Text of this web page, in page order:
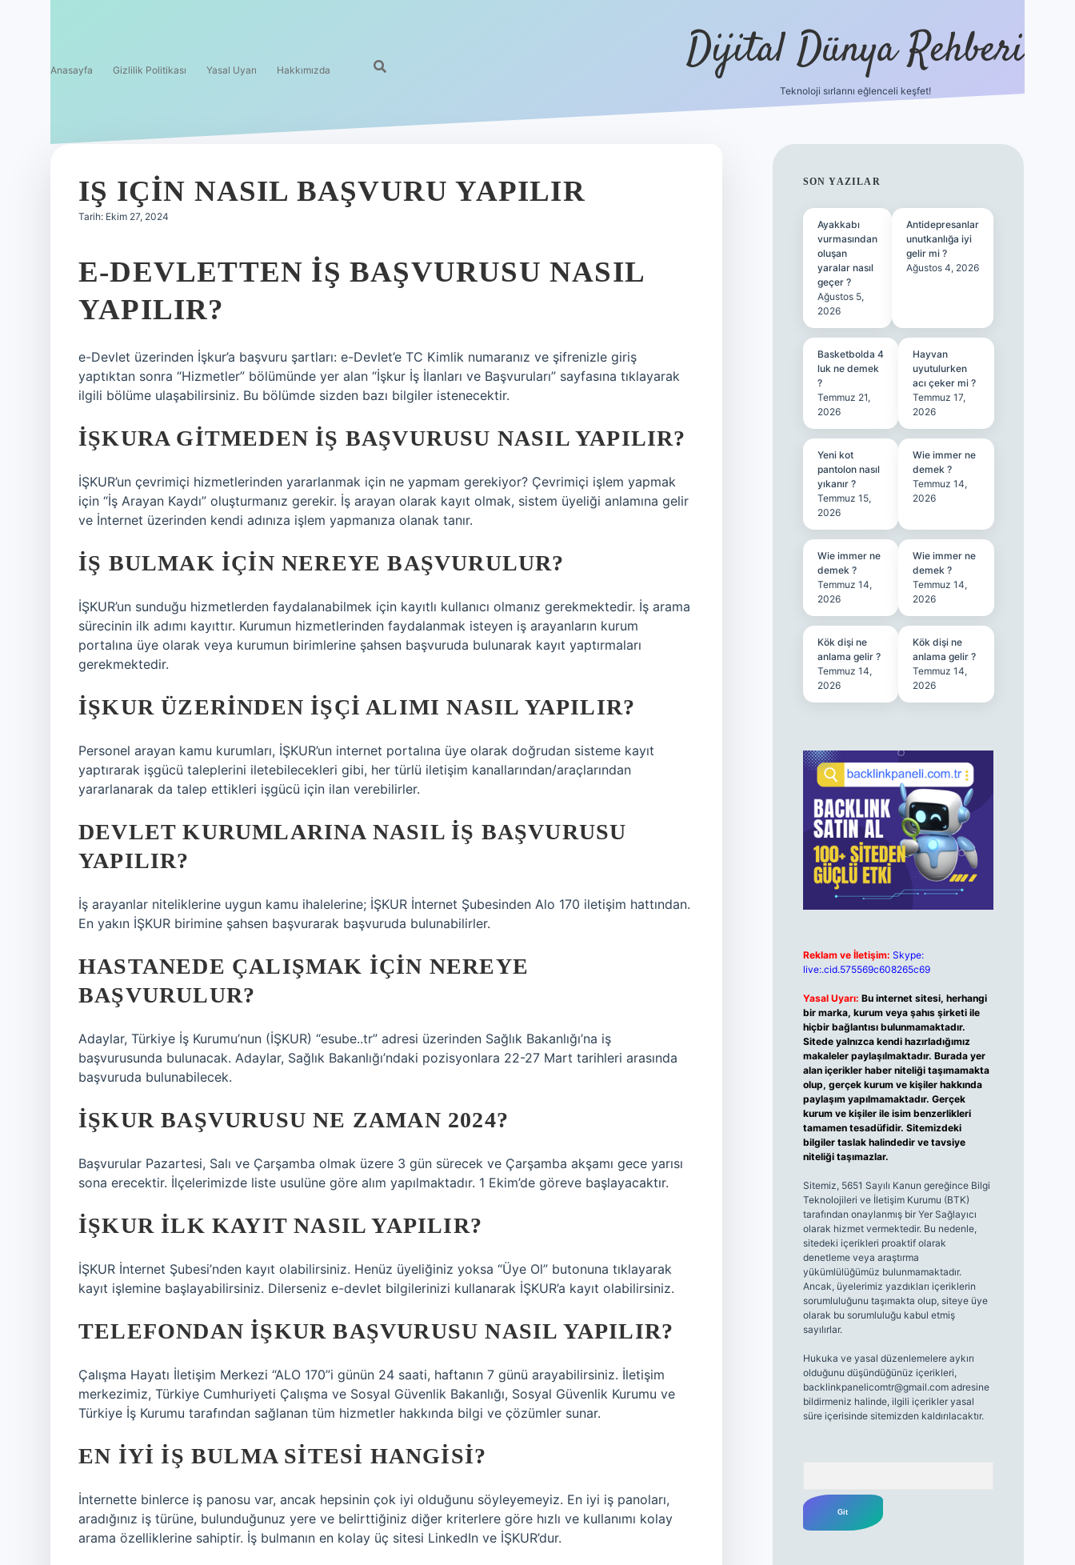
Anasayfa Gizlilik Politikası Yasal Uyarı Hakkımızda Dijital Dünya Rehberi
Teknoloji sırlarını eğlenceli keşfet!
IŞ IÇIN NASIL BAŞVURU YAPILIR
Tarih: Ekim 27, 2024
E-DEVLETTEN IŞ BAŞVURUSU NASIL
YAPILIR?
e-Devlet üzerinden İşkur’a başvuru şartları: e-Devlet’e TC Kimlik numaranız ve şifrenizle giriş
yaptıktan sonra “Hizmetler” bölümünde yer alan “İşkur İş İlanları ve Başvuruları” sayfasına tıklayarak
ilgili bölüme ulaşabilirsiniz. Bu bölümde sizden bazı bilgiler istenecektir.
İŞKURA GITMEDEN IŞ BAŞVURUSU NASIL YAPILIR?
İŞKUR’un çevrimiçi hizmetlerinden yararlanmak için ne yapmam gerekiyor? Çevrimiçi işlem yapmak
için “İş Arayan Kaydı” oluşturmanız gerekir. İş arayan olarak kayıt olmak, sistem üyeliği anlamına gelir
ve İnternet üzerinden kendi adınıza işlem yapmanıza olanak tanır.
İŞ BULMAK IÇIN NEREYE BAŞVURULUR?
İŞKUR’un sunduğu hizmetlerden faydalanabilmek için kayıtlı kullanıcı olmanız gerekmektedir. İş arama
sürecinin ilk adımı kayıttır. Kurumun hizmetlerinden faydalanmak isteyen iş arayanların kurum
portalına üye olarak veya kurumun birimlerine şahsen başvuruda bulunarak kayıt yaptırmaları
gerekmektedir.
İŞKUR ÜZERINDEN IŞÇI ALIMI NASIL YAPILIR?
Personel arayan kamu kurumları, İŞKUR’un internet portalına üye olarak doğrudan sisteme kayıt
yaptırarak işgücü taleplerini iletebilecekleri gibi, her türlü iletişim kanallarından/araçlarından
yararlanarak da talep ettikleri işgücü için ilan verebilirler.
DEVLET KURUMLARINA NASIL IŞ BAŞVURUSU
YAPILIR?
İş arayanlar niteliklerine uygun kamu ihalelerine; İŞKUR İnternet Şubesinden Alo 170 iletişim hattından.
En yakın İŞKUR birimine şahsen başvurarak başvuruda bulunabilirler.
HASTANEDE ÇALIŞMAK IÇIN NEREYE
BAŞVURULUR?
Adaylar, Türkiye İş Kurumu’nun (İŞKUR) “esube..tr” adresi üzerinden Sağlık Bakanlığı’na iş
başvurusunda bulunacak. Adaylar, Sağlık Bakanlığı’ndaki pozisyonlara 22-27 Mart tarihleri ​​arasında
başvuruda bulunabilecek.
İŞKUR BAŞVURUSU NE ZAMAN 2024?
Başvurular Pazartesi, Salı ve Çarşamba olmak üzere 3 gün sürecek ve Çarşamba akşamı gece yarısı
sona erecektir. İlçelerimizde liste usulüne göre alım yapılmaktadır. 1 Ekim’de göreve başlayacaktır.
İŞKUR ILK KAYIT NASIL YAPILIR?
İŞKUR İnternet Şubesi’nden kayıt olabilirsiniz. Henüz üyeliğiniz yoksa “Üye Ol” butonuna tıklayarak
kayıt işlemine başlayabilirsiniz. Dilerseniz e-devlet bilgilerinizi kullanarak İŞKUR’a kayıt olabilirsiniz.
TELEFONDAN İŞKUR BAŞVURUSU NASIL YAPILIR?
Çalışma Hayatı İletişim Merkezi “ALO 170”i günün 24 saati, haftanın 7 günü arayabilirsiniz. İletişim
merkezimiz, Türkiye Cumhuriyeti Çalışma ve Sosyal Güvenlik Bakanlığı, Sosyal Güvenlik Kurumu ve
Türkiye İş Kurumu tarafından sağlanan tüm hizmetler hakkında bilgi ve çözümler sunar.
EN IYI IŞ BULMA SITESI HANGISI?
İnternette binlerce iş panosu var, ancak hepsinin çok iyi olduğunu söyleyemeyiz. En iyi iş panoları,
aradığınız iş türüne, bulunduğunuz yere ve belirttiğiniz diğer kriterlere göre hızlı ve kullanımı kolay
arama özelliklerine sahiptir. İş bulmanın en kolay üç sitesi LinkedIn ve İŞKUR’dur.
SIDEBAR
SON YAZILAR
Ayakkabı
vurmasından
oluşan
yaralar nasıl
geçer ?
Ağustos 5,
2026
Antidepresanlar
unutkanlığa iyi
gelir mi ?
Ağustos 4, 2026
Basketbolda 4
luk ne demek
?
Temmuz 21,
2026
Hayvan
uyutulurken
acı çeker mi ?
Temmuz 17,
2026
Yeni kot
pantolon nasıl
yıkanır ?
Temmuz 15,
2026
Wie immer ne
demek ?
Temmuz 14,
2026
Wie immer ne
demek ?
Temmuz 14,
2026
Wie immer ne
demek ?
Temmuz 14,
2026
Kök dişi ne
anlama gelir ?
Temmuz 14,
2026
Kök dişi ne
anlama gelir ?
Temmuz 14,
2026
Reklam ve İletişim: Skype:
live:.cid.575569c608265c69
Yasal Uyarı: Bu internet sitesi, herhangi
bir marka, kurum veya şahıs şirketi ile
hiçbir bağlantısı bulunmamaktadır.
Sitede yalnızca kendi hazırladığımız
makaleler paylaşılmaktadır. Burada yer
alan içerikler haber niteliği taşımamakta
olup, gerçek kurum ve kişiler hakkında
paylaşım yapılmamaktadır. Gerçek
kurum ve kişiler ile isim benzerlikleri
tamamen tesadüfidir. Sitemizdeki
bilgiler taslak halindedir ve tavsiye
niteliği taşımazlar.
Sitemiz, 5651 Sayılı Kanun gereğince Bilgi
Teknolojileri ve İletişim Kurumu (BTK)
tarafından onaylanmış bir Yer Sağlayıcı
olarak hizmet vermektedir. Bu nedenle,
sitedeki içerikleri proaktif olarak
denetleme veya araştırma
yükümlülüğümüz bulunmamaktadır.
Ancak, üyelerimiz yazdıkları içeriklerin
sorumluluğunu taşımakta olup, siteye üye
olarak bu sorumluluğu kabul etmiş
sayılırlar.
Hukuka ve yasal düzenlemelere aykırı
olduğunu düşündüğünüz içerikleri,
backlinkpanelicomtr@gmail.comadresine
bildirmeniz halinde, ilgili içerikler yasal
süre içerisinde sitemizden kaldırılacaktır.
tulipbet güncel giriş